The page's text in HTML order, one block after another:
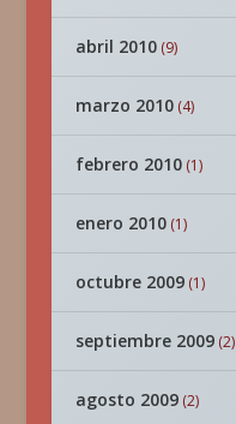
abril 2010(9)
marzo 2010(4)
febrero 2010(1)
enero 2010(1)
octubre 2009(1)
septiembre 2009(2)
agosto 2009(2)